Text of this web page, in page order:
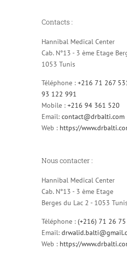
Contacts :
Hannibal Medical Center
Cab. N°13 - 3 ème Etage
1053 Tunis
Téléphone : +216 71 267
93 122 991
Mobile : +216 94 361 520
Email: contact@drbalti.com
Web : https://
Nous contacter :
Hannibal Medical Center
Cab. N°13 - 3 ème Etage
Berges du Lac 2 - 1053
Téléphone : (+216) 71 26
Email:
Web : https://